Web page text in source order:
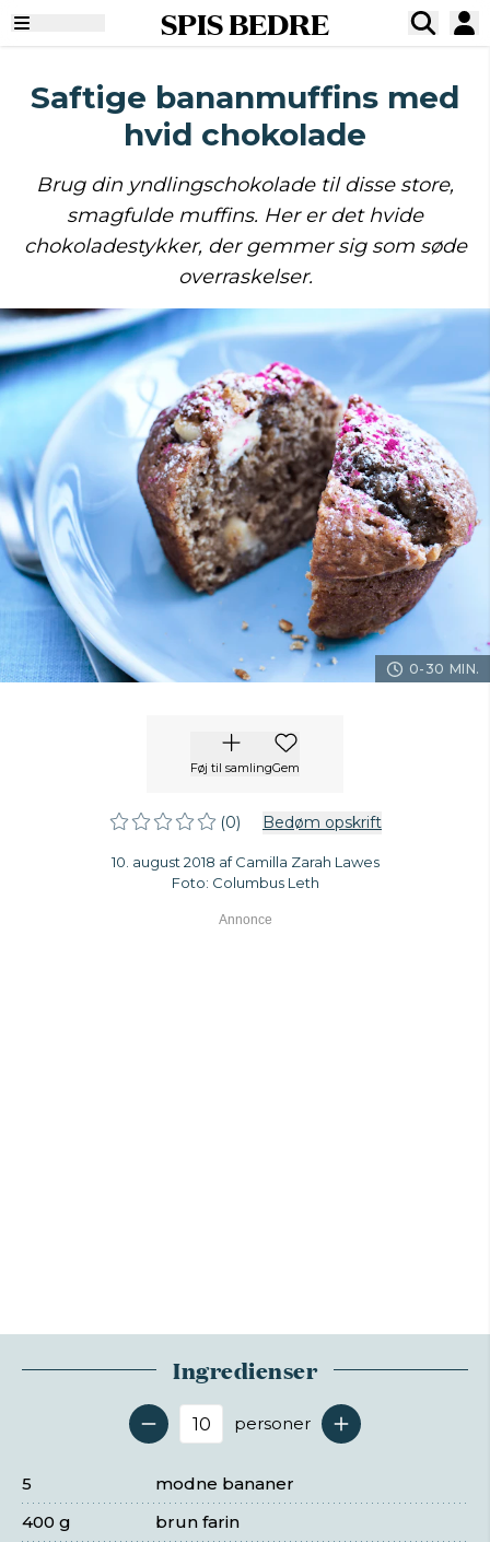
SPIS BEDRE
Saftige bananmuffins med
hvid chokolade
Brug din yndlingschokolade til disse store,
smagfulde muffins. Her er det hvide
chokoladestykker, der gemmer sig som søde
overraskelser.
0-30 MIN.
Føj til samlingGem
(0) Bedøm opskrift
10. august 2018 af Camilla Zarah Lawes
Foto: Columbus Leth
Ingredienser
Antal serveringer
personer
modne bananer
5
brun farin
400 g